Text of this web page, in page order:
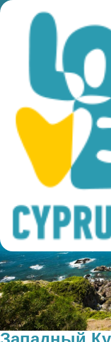
You are here: Home
Маршруты
»
Культурные маршруты